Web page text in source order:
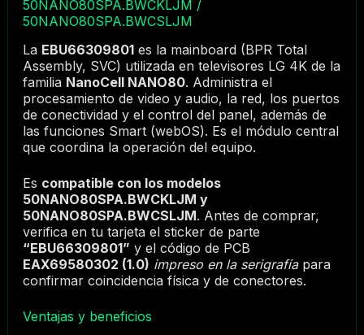
50NANO80SPA.BWCKLJM /
50NANO80SPA.BWCSLJM
La EBU66309801es la mainboard (BPR Total
Assembly, SVC) utilizada en televisores LG 4K de la
familia NanoCell NANO80. Administra el
procesamiento de video y audio, la red, los puertos
de conectividad y el control del panel, además de
las funciones Smart (webOS). Es el módulo central
que coordina la operación del equipo.
Es compatible con los modelos
50NANO80SPA.BWCKLJM y
50NANO80SPA.BWCSLJM. Antes de comprar,
verifica en tu tarjeta el sticker de parte
“EBU66309801” y el código de PCB
EAX69580302 (1.0) impreso en la serigrafíapara
confirmar coincidencia física y de conectores.
Ventajas y beneficios